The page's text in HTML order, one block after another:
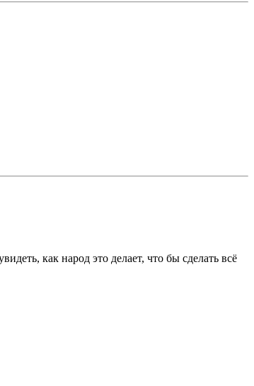
как народ это делает, что бы сделать всё